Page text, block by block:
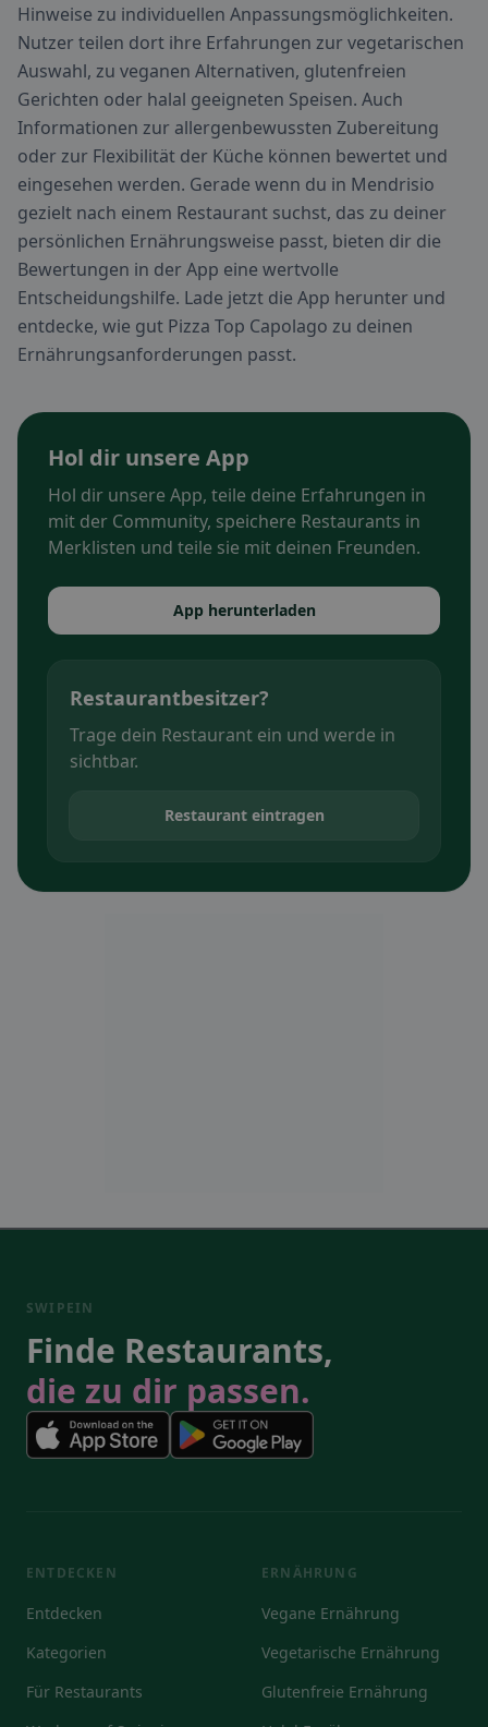
Hinweise zu individuellen Anpassungsmöglichkeiten.
Nutzer teilen dort ihre Erfahrungen zur vegetarischen
Auswahl, zu veganen Alternativen, glutenfreien
Gerichten oder halal geeigneten Speisen. Auch
Informationen zur allergenbewussten Zubereitung
oder zur Flexibilität der Küche können bewertet und
eingesehen werden. Gerade wenn du in Mendrisio
gezielt nach einem Restaurant suchst, das zu deiner
persönlichen Ernährungsweise passt, bieten dir die
Bewertungen in der App eine wertvolle
Entscheidungshilfe. Lade jetzt die App herunter und
entdecke, wie gut Pizza Top Capolago zu deinen
Ernährungsanforderungen passt.
Hol dir unsere App
Hol dir unsere App, teile deine Erfahrungen in
mit der Community, speichere Restaurants in
Merklisten und teile sie mit deinen Freunden.
App herunterladen
Restaurantbesitzer?
Trage dein Restaurant ein und werde in
sichtbar.
Restaurant eintragen
SWIPEIN
Finde Restaurants,
die zu dir passen.
ENTDECKEN
Entdecken
Kategorien
Für Restaurants
ERNÄHRUNG
Vegane Ernährung
Vegetarische Ernährung
Glutenfreie Ernährung